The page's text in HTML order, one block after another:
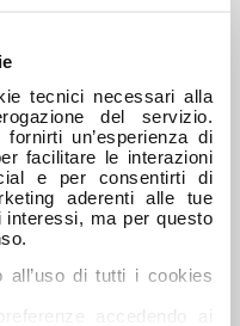
tecnici necessari alla
del servizio.
un’esperienza di
facilitare le interazioni
e per consentirti di
aderenti alle tue
interessi, ma per questo
all’uso di tutti i cookies
accedendo ai
veicolo sostitutivo
(minivan o equivalente)
(max. 5 giorni e 1.000€,
restituzione entro i confini
nazionali)
dell’agenzia di